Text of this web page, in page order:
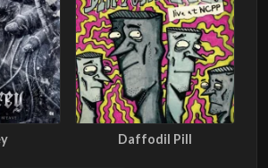
Daffodil Pill